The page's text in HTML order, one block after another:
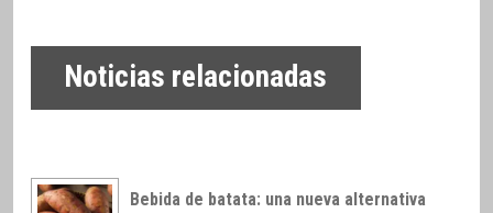
Noticias relacionadas
Bebida de batata: una nueva alternativa